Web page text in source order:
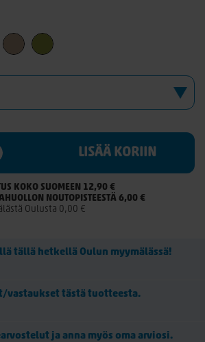
LISÄÄ KORIIN
KOKO SUOMEEN 12,90 €
NOUTOPISTEESTÄ 6,00 €
Oulusta 0,00 €
tällä hetkellä Oulun myymälässä!
vastaukset tästä tuotteesta.
ja anna myös oma arviosi.